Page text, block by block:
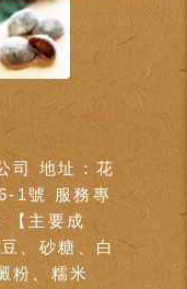
司 地址：花
1號 服務專
主要成
、砂糖、白
粉、糯米